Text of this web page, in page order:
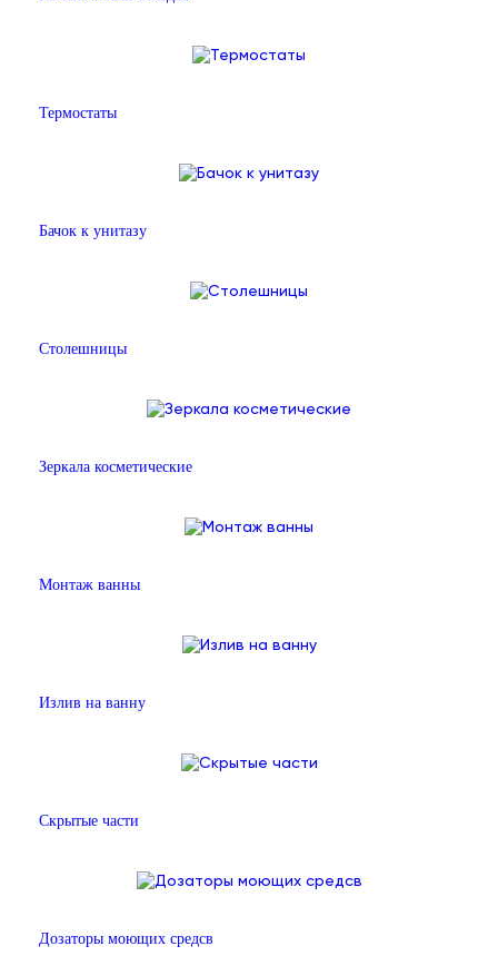
Термостаты
Бачок к унитазу
Столешницы
Зеркала косметические
Монтаж ванны
Излив на ванну
Скрытые части
Дозаторы моющих средсв